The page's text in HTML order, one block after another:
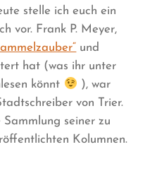
stelle ich euch ein
vor. Frank P. Meyer,
und
hat (was ihr unter
könnt
), war
von Trier.
Sammlung seiner zu
Kolumnen.